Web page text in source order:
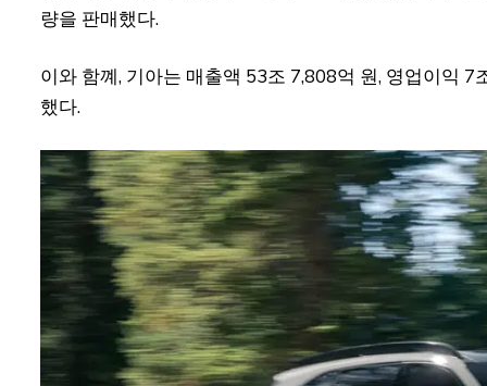
량을 판매했다.
이와 함꼐, 기아는 매출액 53조 7,808억 원, 영업이익
했다.